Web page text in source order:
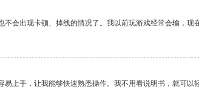
会出现卡顿、掉线的情况了。我以前玩游戏经常会输，现
上手，让我能够快速熟悉操作。我不用看说明书，就可以